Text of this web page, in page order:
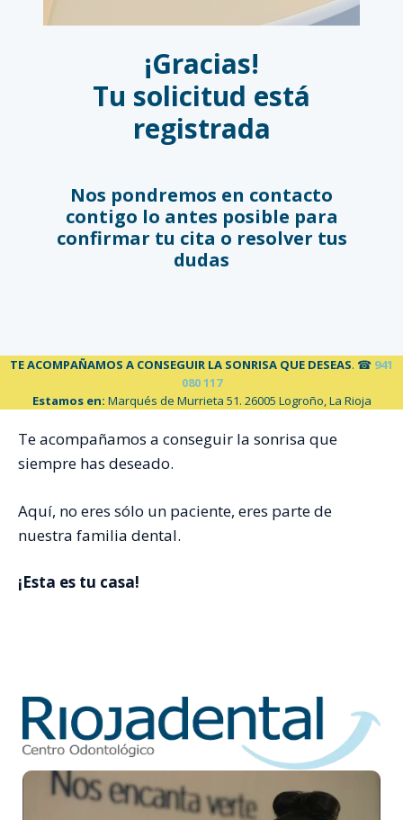
¡Gracias!
Tu solicitud está
registrada
Nos pondremos en contacto
contigo lo antes posible para
confirmar tu cita o resolver tus
dudas
TE ACOMPAÑAMOS A CONSEGUIR LA SONRISA QUE DESEAS. ☎ 941
080 117
Estamos en: Marqués de Murrieta 51. 26005 Logroño, La Rioja
Te acompañamos a conseguir la sonrisa que
siempre has deseado.
Aquí, no eres sólo un paciente, eres parte de
nuestra familia dental.
¡Esta es tu casa!